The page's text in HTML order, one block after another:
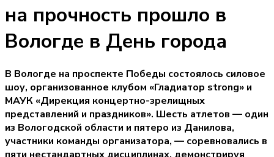
на прочность прошло в
Вологде в День города
В Вологде на проспекте Победы состоялось силовое
шоу, организованное клубом «Гладиатор strong» и
МАУК «Дирекция концертно-зрелищных
представлений и праздников». Шесть атлетов — один
из Вологодской области и пятеро из Данилова,
участники команды организатора, — соревновались в